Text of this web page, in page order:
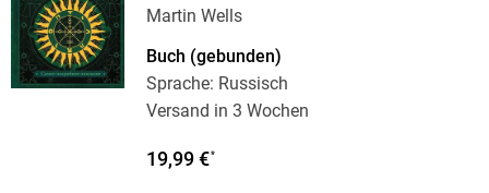
Martin Wells
Buch (gebunden)
Sprache: Russisch
Versand in 3 Wochen
19,99 €*